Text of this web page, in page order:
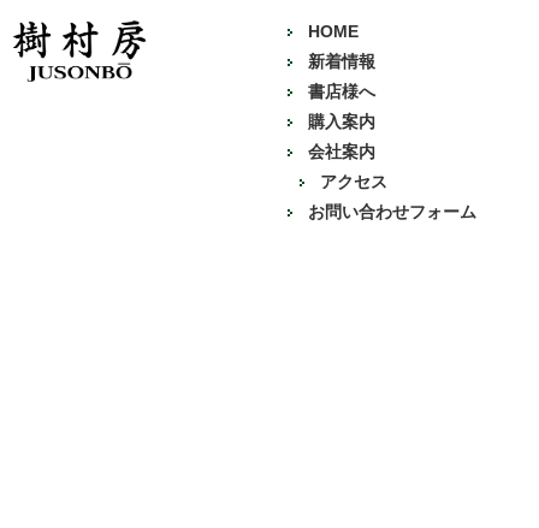
HOME
新着情報
書店様へ
購入案内
会社案内
アクセス
お問い合わせフォーム